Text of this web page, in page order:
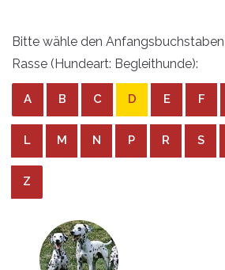
Bitte wähle den
Rasse (Hundeart: Begleithunde):
A B C D E F
L M N P R S
Z